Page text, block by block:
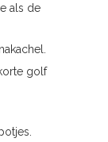
als de
golf